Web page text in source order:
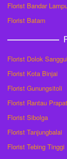
Florist Bandar
Florist Batam
Florist Dolok Sanggul
Florist Kota Binjai
Florist Gunungsitoli
Florist Rantau Prapat
Florist Sibolga
Florist Tanjungbalai
Florist Tebing Tinggi